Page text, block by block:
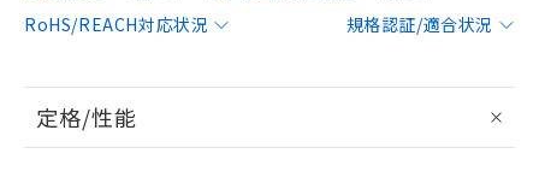
RoHS/REACH対応状況
規格認証/適合状況
定格/性能